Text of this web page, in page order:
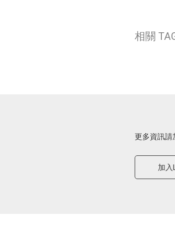
相關
更多資訊請
加入